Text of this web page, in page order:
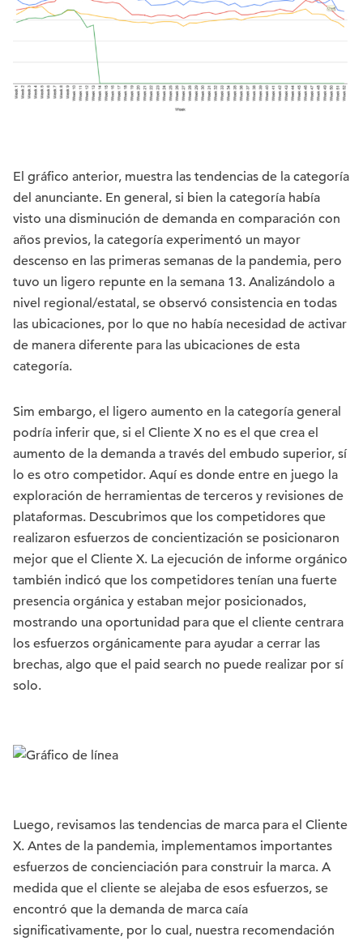
El gráfico anterior, muestra las tendencias de la categoría
del anunciante. En general, si bien la categoría había
visto una disminución de demanda en comparación con
años previos, la categoría experimentó un mayor
descenso en las primeras semanas de la pandemia, pero
tuvo un ligero repunte en la semana 13. Analizándolo a
nivel regional/estatal, se observó consistencia en todas
las ubicaciones, por lo que no había necesidad de activar
de manera diferente para las ubicaciones de esta
categoría.
Sim embargo, el ligero aumento en la categoría general
podría inferir que, si el Cliente X no es el que crea el
aumento de la demanda a través del embudo superior, sí
lo es otro competidor. Aquí es donde entre en juego la
exploración de herramientas de terceros y revisiones de
plataformas. Descubrimos que los competidores que
realizaron esfuerzos de concientización se posicionaron
mejor que el Cliente X. La ejecución de informe orgánico
también indicó que los competidores tenían una fuerte
presencia orgánica y estaban mejor posicionados,
mostrando una oportunidad para que el cliente centrara
los esfuerzos orgánicamente para ayudar a cerrar las
brechas, algo que el paid search no puede realizar por sí
solo.
Luego, revisamos las tendencias de marca para el Cliente
X. Antes de la pandemia, implementamos importantes
esfuerzos de concienciación para construir la marca. A
medida que el cliente se alejaba de esos esfuerzos, se
encontró que la demanda de marca caía
significativamente, por lo cual, nuestra recomendación